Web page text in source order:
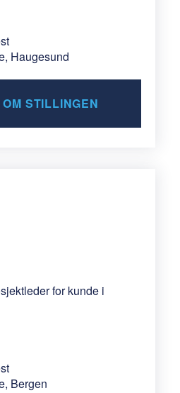
Haugesund
STILLINGEN
for kunde i
Bergen